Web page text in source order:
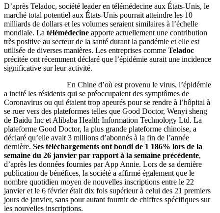
D’après Teladoc, société leader en télémédecine aux États-Unis, le
marché total potentiel aux États-Unis pourrait atteindre les 10
milliards de dollars et les volumes seraient similaires à l’échelle
mondiale. La télémédecine apporte actuellement une contribution
très positive au secteur de la santé durant la pandémie et elle est
utilisée de diverses manières. Les entreprises comme Teladoc
précitée ont récemment déclaré que l’épidémie aurait une incidence
significative sur leur activité.
En Chine d’où est provenu le virus, l’épidémie
a incité les résidents qui se préoccupaient des symptômes de
Coronavirus ou qui étaient trop apeurés pour se rendre à l’hôpital à
se ruer vers des plateformes telles que Good Doctor, Wenyi sheng
de Baidu Inc et Alibaba Health Information Technology Ltd. La
plateforme Good Doctor, la plus grande plateforme chinoise, a
déclaré qu’elle avait 3 millions d’abonnés à la fin de l’année
dernière. Ses téléchargements ont bondi de 1 186% lors de la
semaine du 26 janvier par rapport à la semaine précédente,
d’après les données fournies par App Annie. Lors de sa dernière
publication de bénéfices, la société a affirmé également que le
nombre quotidien moyen de nouvelles inscriptions entre le 22
janvier et le 6 février était dix fois supérieur à celui des 21 premiers
jours de janvier, sans pour autant fournir de chiffres spécifiques sur
les nouvelles inscriptions.